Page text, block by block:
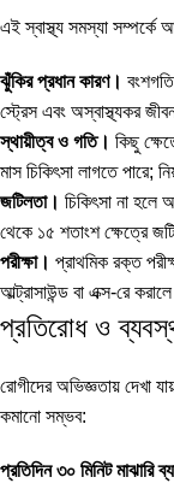
এই স্বাস্থ্য সমস্যা
ঝুঁকির প্রধান কারণ।
স্ট্রেস এবং অস্বাস্থ্যকর
স্থায়ীত্ব ও গতি। কিছু
মাস চিকিৎসা লাগতে
জটিলতা। চিকিৎসা না হলে
থেকে ১৫ শতাংশ ক্ষেত্রে
পরীক্ষা। প্রাথমিক রক্ত
আল্ট্রাসাউন্ড বা এক্স-রে
প্রতিরোধ ও
রোগীদের অভিজ্ঞতায় দেখা
কমানো সম্ভব:
প্রতিদিন ৩০ মিনিট মাঝারি